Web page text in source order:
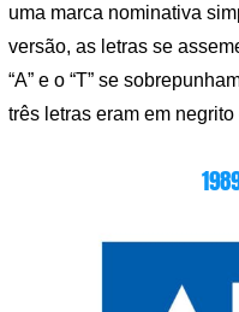
uma marca nominativa
versão, as letras se
“A” e o “T” se
três letras eram em negrito